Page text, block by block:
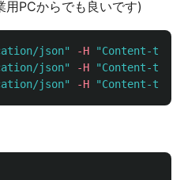
PCからでも良いです)
json" -H
"Content-
json" -H
"Content-
json" -H "Content-